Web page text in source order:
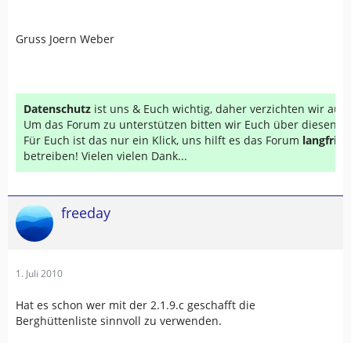
Gruss Joern Weber
Datenschutz ist uns & Euch wichtig, daher verzichten wir auf
Um das Forum zu unterstützen bitten wir Euch über diesen
Für Euch ist das nur ein Klick, uns hilft es das Forum
betreiben! Vielen vielen Dank...
freeday
1. Juli 2010
Hat es schon wer mit der 2.1.9.c geschafft die
Berghüttenliste sinnvoll zu verwenden.